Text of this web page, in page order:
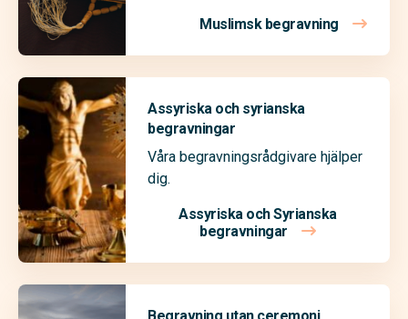
Muslimsk begravning
Assyriska och syrianska
begravningar
Våra begravningsrådgivare hjälper
dig.
Assyriska och Syrianska
begravningar
Begravning utan ceremoni